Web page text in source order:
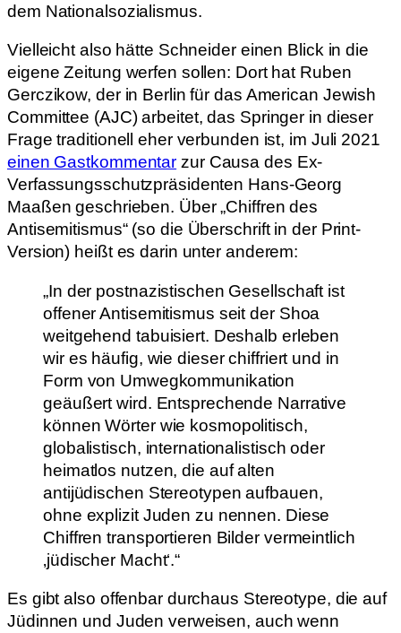
dem Nationalsozialismus.
Vielleicht also hätte Schneider einen Blick in die
eigene Zeitung werfen sollen: Dort hat Ruben
Gerczikow, der in Berlin für das American Jewish
Committee (AJC) arbeitet, das Springer in dieser
Frage traditionell eher verbunden ist, im Juli 2021
einen Gastkommentar zur Causa des Ex-
Verfassungsschutzpräsidenten Hans-Georg
Maaßen geschrieben. Über „Chiffren des
Antisemitismus“ (so die Überschrift in der Print-
Version) heißt es darin unter anderem:
„In der postnazistischen Gesellschaft ist
offener Antisemitismus seit der Shoa
weitgehend tabuisiert. Deshalb erleben
wir es häufig, wie dieser chiffriert und in
Form von Umwegkommunikation
geäußert wird. Entsprechende Narrative
können Wörter wie kosmopolitisch,
globalistisch, internationalistisch oder
heimatlos nutzen, die auf alten
antijüdischen Stereotypen aufbauen,
ohne explizit Juden zu nennen. Diese
Chiffren transportieren Bilder vermeintlich
‚jüdischer Macht‘.“
Es gibt also offenbar durchaus Stereotype, die auf
Jüdinnen und Juden verweisen, auch wenn